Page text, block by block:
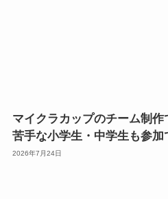
マイクラカップのチーム制
苦手な小学生・中学生も参加
2026年7月24日